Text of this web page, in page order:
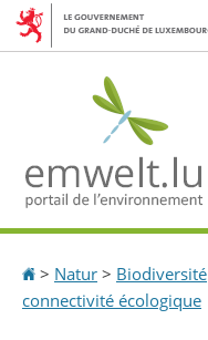
Aller
Aller
Accueil
> Natur > Biodiversité
connectivité écologique